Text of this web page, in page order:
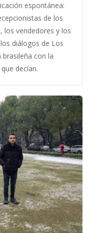
espontánea:
de los
los vendedores y los
diálogos de Los
brasileña con la
decían.